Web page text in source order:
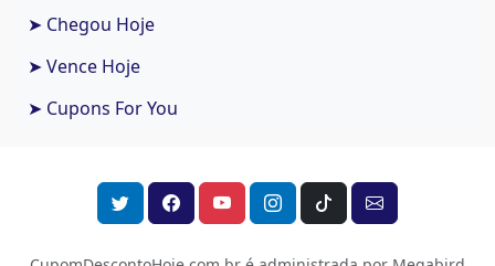
➤ Chegou Hoje
➤ Vence Hoje
➤ Cupons For You